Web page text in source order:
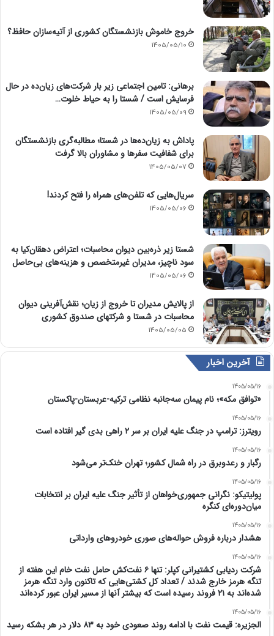
خروج خاموش بازنشستگان کشوری از آتیه‌سازان حافظ؟
1405/05/10
برهانی: تامین اجتماعی زیر بار شرکت‌های زیان‌ده در حال
فرسایش است / شستا را به حیاط خلوت…
1405/05/09
پاداش به زیان‌ده‌ها در شستا؛ مطالبه‌گری بازنشستگان
برای شفافیت سفرها و مشاوران بالا گرفت
1405/05/07
سریال‌هایی که تلفن‌های همراه را فتح کردند!
1405/05/06
شستا زیر ذره‌بین دیوان محاسبات؛ اعتراض دهقان‌کیا به
سود ناچیز، مدیران غیرمتخصص و هزینه‌های بی‌حاصل
1405/05/06
از پالایش مدیران تا خروج از زیان؛ نقش‌آفرینی دیوان
محاسبات در شستا و شرکتهای صندوق کشوری
1405/05/05
آخرین اخبار
1405/05/16
«توافق مکه»؛ نام پیمان سه‌جانبه نظامی ترکیه-عربستان-پاکستان
1405/05/16
رویترز: ترامپ در جنگ علیه ایران بر سر ۲ راهی بدی گیر افتاده است
1405/05/16
رگبار و رعدوبرق در راه شمال کشور؛ تهران خنک‌تر می‌شود
1405/05/16
پولیتیکو: نگرانی جمهوری‌خواهان از تأثیر جنگ علیه ایران بر انتخابات
میان‌دوره‌ای کنگره
1405/05/16
هشدار درباره فروش حواله‌های صوری خودروهای وارداتی
1405/05/16
شرکت ردیابی کشتیرانی کپلر: تنها ۶ نفت‌کش حامل نفت خام این هفته از
تنگه هرمز خارج شدند / تعداد کل کشتی‌هایی که تاکنون وارد تنگه هرمز
شده‌اند به ۲۱ فروند رسیده است که بیشتر آنها از مسیر ایران عبور کرده‌اند
1405/05/16
الجزیره: قیمت نفت با ادامه روند صعودی خود به ۸۳ دلار در هر بشکه رسید